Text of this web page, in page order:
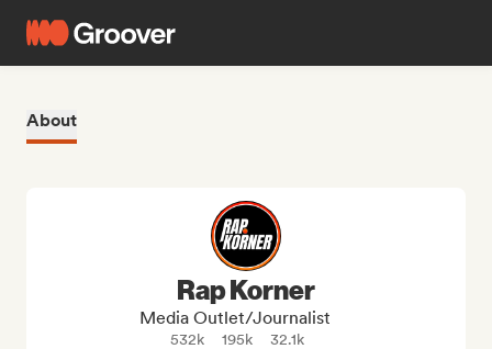
About
Rap Korner
Media Outlet/Journalist
532k 195k
32.1k